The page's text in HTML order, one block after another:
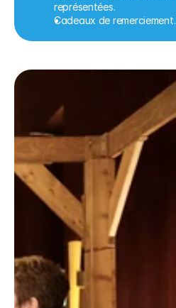
représentées.
Cadeaux de remerciement.